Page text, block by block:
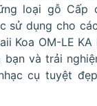
loại gỗ Cấp
sử dụng cho
Koa OM-LE KA
và trải
cụ tuyệt